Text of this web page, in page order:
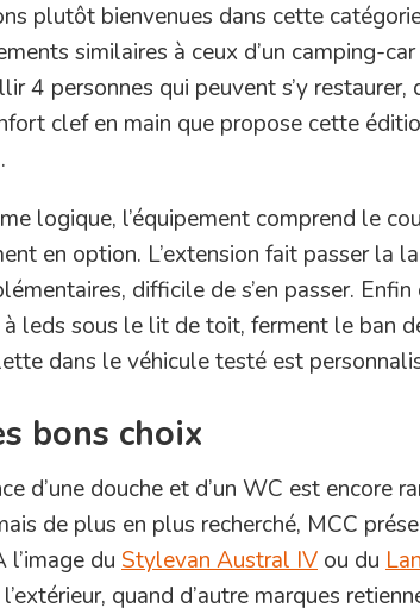
plutôt bienvenues dans cette
similaires à ceux d’un camping-
4 personnes qui peuvent s’y
clef en main que propose cette
logique, l’équipement comprend le
en option. L’extension fait passer la
difficile de s’en passer.
à leds sous le lit de toit, ferment le ban
dans le véhicule testé est
bons choix
d’une douche et d’un WC est encore
de plus en plus recherché, MCC
l’image du Stylevan Austral IV ou du
quand d’autre marques